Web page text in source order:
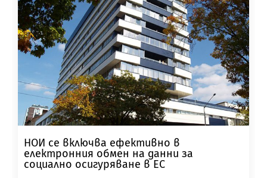
НОИ се включва ефективно в
електронния обмен на данни за
социално осигуряване в ЕС